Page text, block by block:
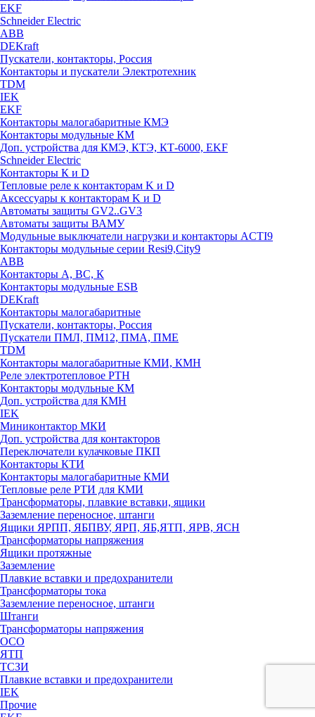
EKF
Schneider Electric
ABB
DEKraft
Пускатели, контакторы, Россия
Контакторы и пускатели Электротехник
TDM
IEK
EKF
Контакторы малогабаритные КМЭ
Контакторы модульные КМ
Доп. устройства для КМЭ, КТЭ, КТ-6000, EKF
Schneider Electric
Контакторы К и D
Тепловые реле к контакторам K и D
Аксессуары к контакторам K и D
Автоматы защиты GV2..GV3
Автоматы защиты ВАМУ
Модульные выключатели нагрузки и контакторы ACTI9
Контакторы модульные серии Resi9,City9
ABB
Контакторы А, ВС, К
Контакторы модульные ESB
DEKraft
Контакторы малогабаритные
Пускатели, контакторы, Россия
Пускатели ПМЛ, ПМ12, ПМА, ПМЕ
TDM
Контакторы малогабаритные КМИ, КМН
Реле электротепловое РТН
Контакторы модульные КМ
Доп. устройства для КМН
IEK
Миниконтактор МКИ
Доп. устройства для контакторов
Переключатели кулачковые ПКП
Контакторы КТИ
Контакторы малогабаритные КМИ
Тепловые реле РTИ для КМИ
Трансформаторы, плавкие вставки, ящики
Заземление переносное, штанги
Ящики ЯРПП, ЯБПВУ, ЯРП, ЯБ,ЯТП, ЯРВ, ЯСН
Трансформаторы напряжения
Ящики протяжные
Заземление
Плавкие вставки и предохранители
Трансформаторы тока
Заземление переносное, штанги
Штанги
Трансформаторы напряжения
ОСО
ЯТП
ТСЗИ
Плавкие вставки и предохранители
IEK
Прочие